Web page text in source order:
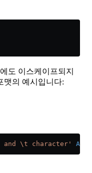
도 이스케이프되지
맷의 예시입니다:
and \t character' AS